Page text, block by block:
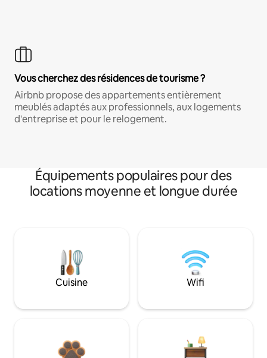
Vous cherchez des résidences de tourisme ?
Airbnb propose des appartements entièrement
meublés adaptés aux professionnels, aux logements
d'entreprise et pour le relogement.
Équipements populaires pour des
locations moyenne et longue durée
Cuisine Wifi